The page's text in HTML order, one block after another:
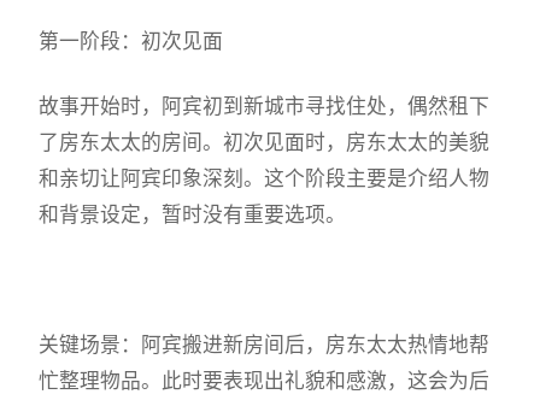
第一阶段：初次见面
故事开始时，阿宾初到新城市寻找住处，偶然租下
了房东太太的房间。初次见面时，房东太太的美貌
和亲切让阿宾印象深刻。这个阶段主要是介绍人物
和背景设定，暂时没有重要选项。
关键场景：阿宾搬进新房间后，房东太太热情地帮
忙整理物品。此时要表现出礼貌和感激，这会为后